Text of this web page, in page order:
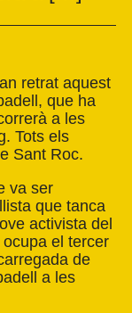
retrat aquest
, que ha
a les
Tots els
Sant Roc.
va ser
que tanca
activista del
el tercer
de
a les